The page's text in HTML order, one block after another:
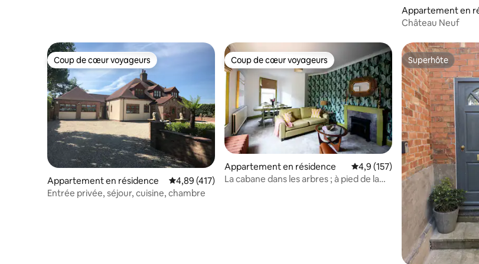
Appartement en
Château Neuf
Coup de cœur voyageurs
Coup de cœur voyageurs
Appartement en résidence Évaluation moyenne sur la base de 417 commentaires : 4,89 sur 5
4,89 (417)
Entrée privée, séjour, cuisine, chambre
Coup de cœur voyageurs
Coup de cœur voyageurs
Appartement en résidence Évaluation moyenne sur la
4,9 (157)
La cabane dans les arbres ; à pied de la
Superhôte
Superhôte